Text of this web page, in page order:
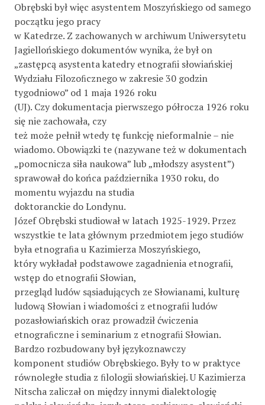
Obrębski był więc asystentem Moszyńskiego od samego
początku jego pracy
w Katedrze. Z zachowanych w archiwum Uniwersytetu
Jagiellońskiego dokumentów wynika, że był on
„zastępcą asystenta katedry etnograﬁi słowiańskiej
Wydziału Filozoﬁcznego w zakresie 30 godzin
tygodniowo” od 1 maja 1926 roku
(UJ). Czy dokumentacja pierwszego półrocza 1926 roku
się nie zachowała, czy
też może pełnił wtedy tę funkcję nieformalnie – nie
wiadomo. Obowiązki te (nazywane też w dokumentach
„pomocnicza siła naukowa” lub „młodszy asystent”)
sprawował do końca października 1930 roku, do
momentu wyjazdu na studia
doktoranckie do Londynu.
Józef Obrębski studiował w latach 1925-1929. Przez
wszystkie te lata głównym przedmiotem jego studiów
była etnograﬁa u Kazimierza Moszyńskiego,
który wykładał podstawowe zagadnienia etnograﬁi,
wstęp do etnograﬁi Słowian,
przegląd ludów sąsiadujących ze Słowianami, kulturę
ludową Słowian i wiadomości z etnograﬁi ludów
pozasłowiańskich oraz prowadził ćwiczenia
etnograﬁczne i seminarium z etnograﬁi Słowian.
Bardzo rozbudowany był językoznawczy
komponent studiów Obrębskiego. Były to w praktyce
równoległe studia z ﬁlologii słowiańskiej. U Kazimierza
Nitscha zaliczał on między innymi dialektologię